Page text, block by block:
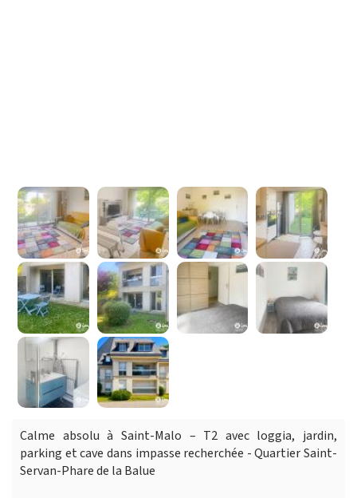
Calme absolu à Saint-Malo – T2 avec loggia, jardin,
parking et cave dans impasse recherchée - Quartier Saint-
Servan-Phare de la Balue